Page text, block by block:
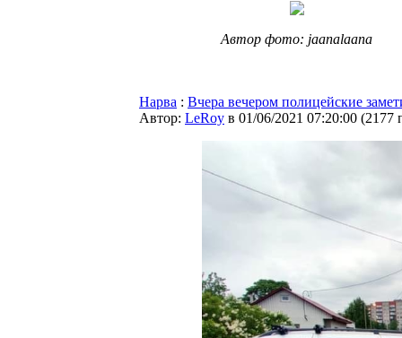
Автор фото: jaanalaana
Нарва : Вчера вечером полицейские
Автор: LeRoy в 01/06/2021 07:20:00 (2177